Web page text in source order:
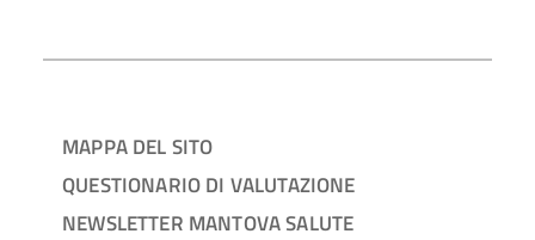
MAPPA DEL SITO
QUESTIONARIO DI VALUTAZIONE
NEWSLETTER MANTOVA SALUTE